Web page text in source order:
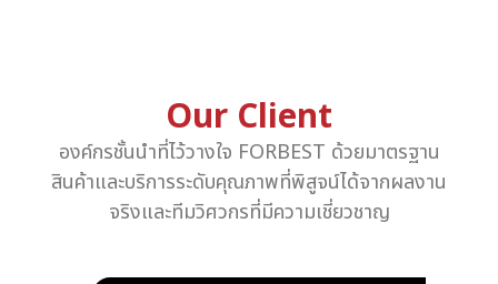
Our Client
องค์กรชั้นนำที่ไว้วางใจ FORBEST ด้วยมาตรฐาน
สินค้าและบริการระดับคุณภาพที่พิสูจน์ได้จากผลงาน
จริงและทีมวิศวกรที่มีความเชี่ยวชาญ